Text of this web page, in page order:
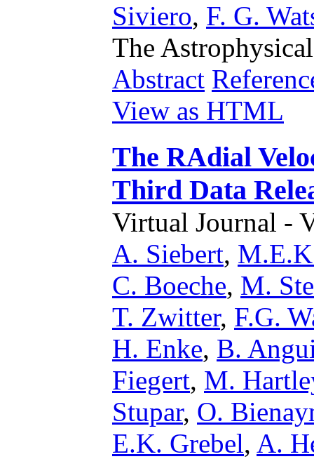
Siviero, F. G.
The
Abstract
View as HTML
The RAdial
Third Data
Virtual Journal -
A. Siebert,
C. Boeche, M.
T. Zwitter, F.G.
H. Enke, B.
Fiegert, M.
Stupar, O.
E.K. Grebel, A.